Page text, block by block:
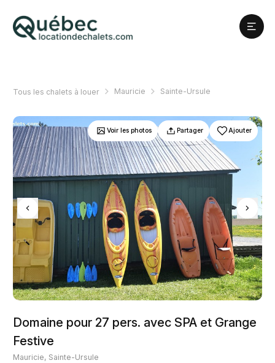
Tous les chalets à louer Mauricie Sainte-Ursule
Domaine pour 27 pers. avec SPA et Grange
Festive
Mauricie, Sainte-Ursule
Voir les photos Partager Ajouter